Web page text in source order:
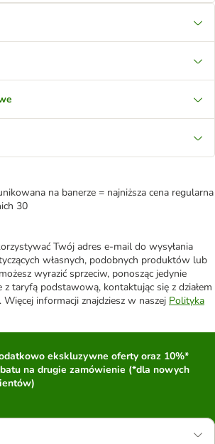
na banerze = najniższa cena regularna
30
Twój adres e-mail do wysyłania
własnych, podobnych produktów lub
wyrazić sprzeciw, ponosząc jedynie
z taryfą podstawową, kontaktując się z działem
informacji znajdziesz w naszej Polityka
ekskluzywne oferty oraz 10%*
na drugie zamówienie (*dla nowych